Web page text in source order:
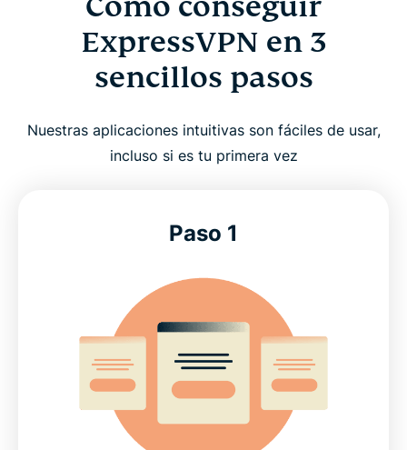
ExpressVPN en 3
sencillos pasos
Nuestras aplicaciones intuitivas son fáciles de usar,
incluso si es tu primera vez
Paso 1